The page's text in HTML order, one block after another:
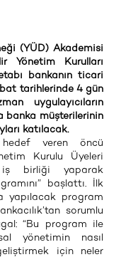
(YÜD) Akademisi
Yönetim Kurulları
bankanın ticari
tarihlerinde 4 gün
uygulayıcıların
banka müşterilerinin
katılacak.
hedef veren öncü
Kurulu Üyeleri
birliği yaparak
başlattı. İlk
yapılacak program
sorumlu
“Bu program ile
yönetimin nasıl
için neler